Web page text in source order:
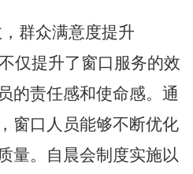
群众满意度提升
提升了窗口服务的效
的责任感和使命感。通
窗口人员能够不断优化
量。自晨会制度实施以